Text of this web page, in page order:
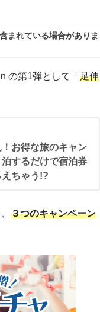
まれている場合がありま
の第1弾として「 足伸
お得な旅のキャン
するだけで宿泊券
ちゃう!?
３つのキャンペーン